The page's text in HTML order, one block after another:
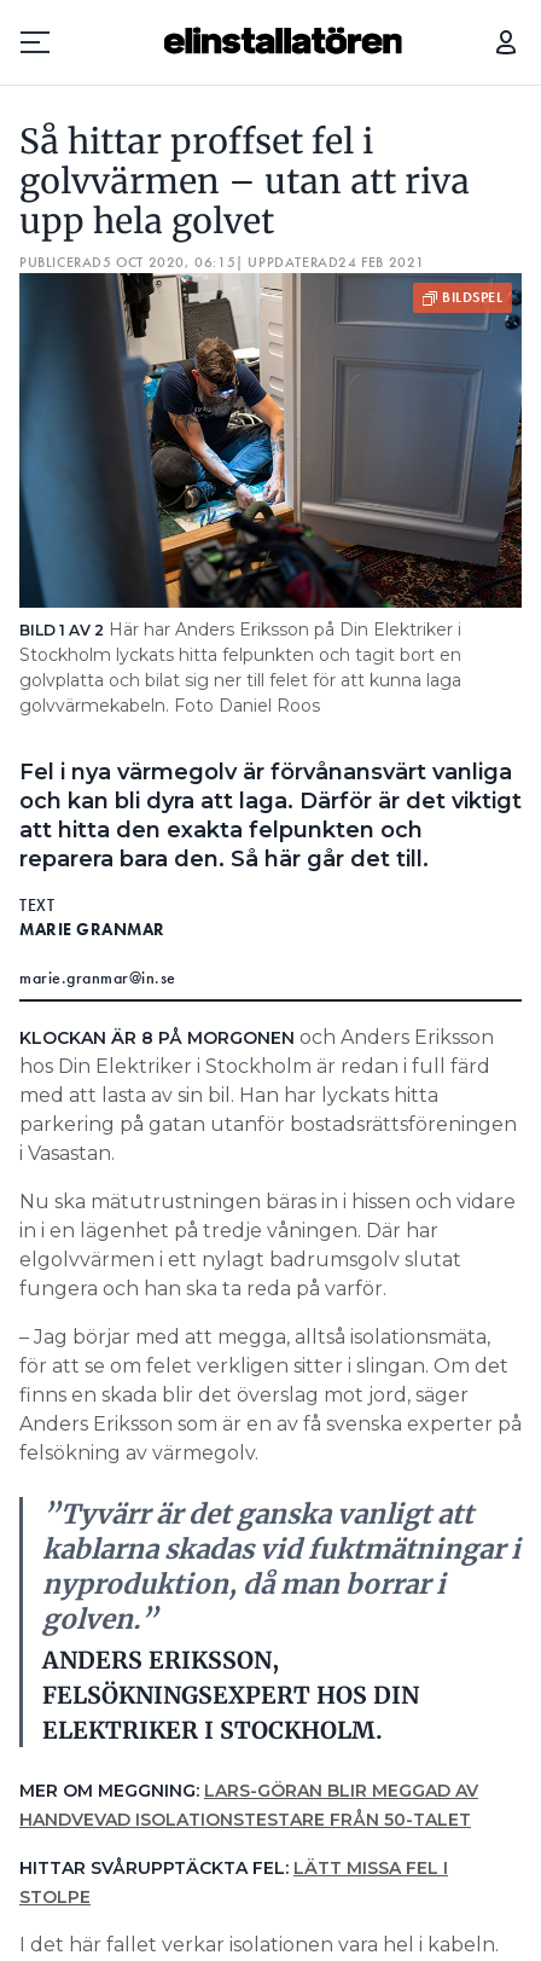
Prenumerera
Hantera prenumeration
Lediga jobb
Annonsera
Läs E-tidningen
Om tidningen
Personuppgifter
Search for:
SEARCH
Så hittar proffset fel i
golvvärmen – utan att riva
upp hela golvet
PUBLICERAD5 OCT 2020, 06:15| UPPDATERAD24 FEB 2021
BILD 1 AV 2 Här har Anders Eriksson på Din Elektriker i
Stockholm lyckats hitta felpunkten och tagit bort en
golvplatta och bilat sig ner till felet för att kunna laga
golvvärmekabeln. Foto Daniel Roos
Fel i nya värmegolv är förvånansvärt vanliga
och kan bli dyra att laga. Därför är det viktigt
att hitta den exakta felpunkten och
reparera bara den. Så här går det till.
TEXT
MARIE GRANMAR
marie.granmar@in.se
KLOCKAN ÄR 8 PÅ MORGONEN och Anders Eriksson
hos Din Elektriker i Stockholm är redan i full färd
med att lasta av sin bil. Han har lyckats hitta
parkering på gatan utanför bostadsrättsföreningen
i Vasastan.
Nu ska mätutrustningen bäras in i hissen och vidare
in i en lägenhet på tredje våningen. Där har
elgolvvärmen i ett nylagt badrumsgolv slutat
fungera och han ska ta reda på varför.
– Jag börjar med att megga, alltså isolationsmäta,
för att se om felet verkligen sitter i slingan. Om det
finns en skada blir det överslag mot jord, säger
Anders Eriksson som är en av få svenska experter på
felsökning av värmegolv.
”Tyvärr är det ganska vanligt att
kablarna skadas vid fuktmätningar i
nyproduktion, då man borrar i
golven.”
ANDERS ERIKSSON,
FELSÖKNINGSEXPERT HOS DIN
ELEKTRIKER I STOCKHOLM.
MER OM MEGGNING: LARS-GÖRAN BLIR MEGGAD AV
HANDVEVAD ISOLATIONSTESTARE FRÅN 50-TALET
HITTAR SVÅRUPPTÄCKTA FEL: LÄTT MISSA FEL I
STOLPE
I det här fallet verkar isolationen vara hel i kabeln.